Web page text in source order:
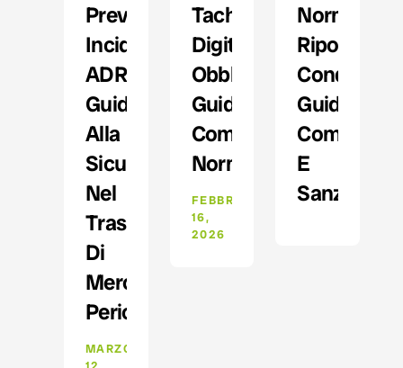
Prevenzione
Incidenti
ADR:
Guida
Alla
Sicurezza
Nel
Trasporto
Di
Merci
Pericolose
MARZO
Tachigrafo
Digitale
Obblighi:
Guida
Completa
Normativa
FEBBRAIO
16,
2026
Normativa
Riposo
Guida
Completa
E
Sanzioni